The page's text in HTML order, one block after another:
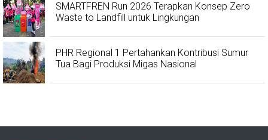
SMARTFREN Run 2026 Terapkan Konsep Zero
Waste to Landfill untuk Lingkungan
PHR Regional 1 Pertahankan Kontribusi Sumur
Tua Bagi Produksi Migas Nasional